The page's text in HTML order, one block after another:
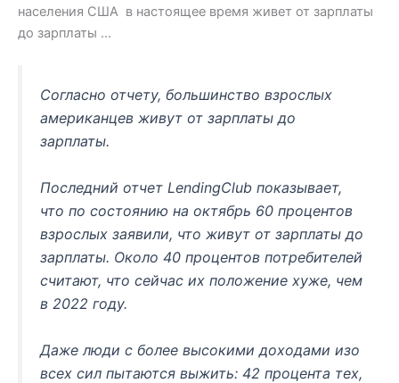
населения США в настоящее время живет от зарплаты
до зарплаты …
Согласно отчету, большинство взрослых
американцев живут от зарплаты до
зарплаты.
Последний отчет LendingClub показывает,
что по состоянию на октябрь 60 процентов
взрослых заявили, что живут от зарплаты до
зарплаты. Около 40 процентов потребителей
считают, что сейчас их положение хуже, чем
в 2022 году.
Даже люди с более высокими доходами изо
всех сил пытаются выжить: 42 процента тех,